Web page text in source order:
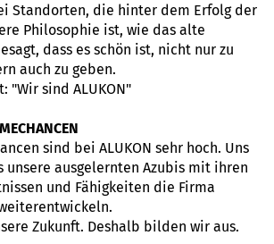
Standorten, die hinter dem Erfolg der
Philosophie ist, wie das alte
dass es schön ist, nicht nur zu
auch zu geben.
"Wir sind ALUKON"
sind bei ALUKON sehr hoch. Uns
unsere ausgelernten Azubis mit ihren
und Fähigkeiten die Firma
Zukunft. Deshalb bilden wir aus.